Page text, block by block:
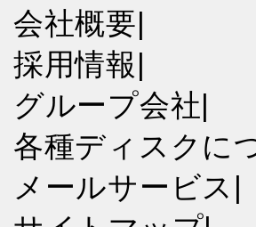
会社概要|
採用情報 |
グループ会社|
各種ディスクに
メールサービス |